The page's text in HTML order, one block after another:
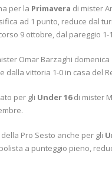
per la Primavera di mister
ad 1 punto, reduce dal
9 ottobre, dal pareggio 1-
Omar Barzaghi
dalla vittoria 1-0 in casa del
per gli Under 16di mister
Pro Sesto anche per gli
a punteggio pieno,